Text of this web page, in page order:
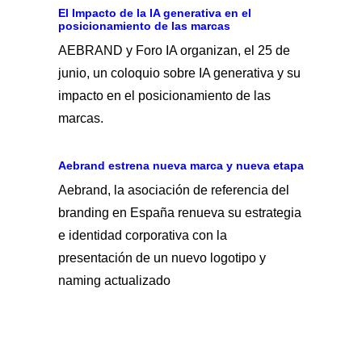
El Impacto de la IA generativa en el
posicionamiento de las marcas
AEBRAND y Foro IA organizan, el 25 de
junio, un coloquio sobre IA generativa y su
impacto en el posicionamiento de las
marcas.
Aebrand estrena nueva marca y nueva etapa
Aebrand, la asociación de referencia del
branding en España renueva su estrategia
e identidad corporativa con la
presentación de un nuevo logotipo y
naming actualizado